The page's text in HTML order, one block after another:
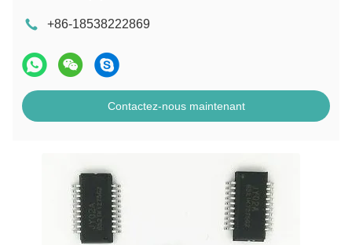
+86-18538222869
Contactez-nous maintenant